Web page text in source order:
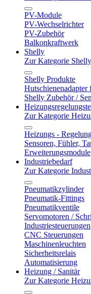
PV-Module
PV-Wechselrichter
PV-Zubehör
Balkonkraftwerk
Shelly
Zur Kategorie Shelly
Shelly Produkte
Hutschienenadapter
Shelly Zubehör /
Zur Kategorie
Heizungs -
Sensoren, Fühler,
Erweiterungsmodule
Industriebedarf
Zur Kategorie
Pneumatikzylinder
Pneumatik-Fittings
Pneumatikventile
Servomotoren /
Industriesteuerungen
CNC Steuerungen
Maschinenleuchten
Sicherheitsrelais
Automatisierung
Heizung / Sanitär
Zur Kategorie